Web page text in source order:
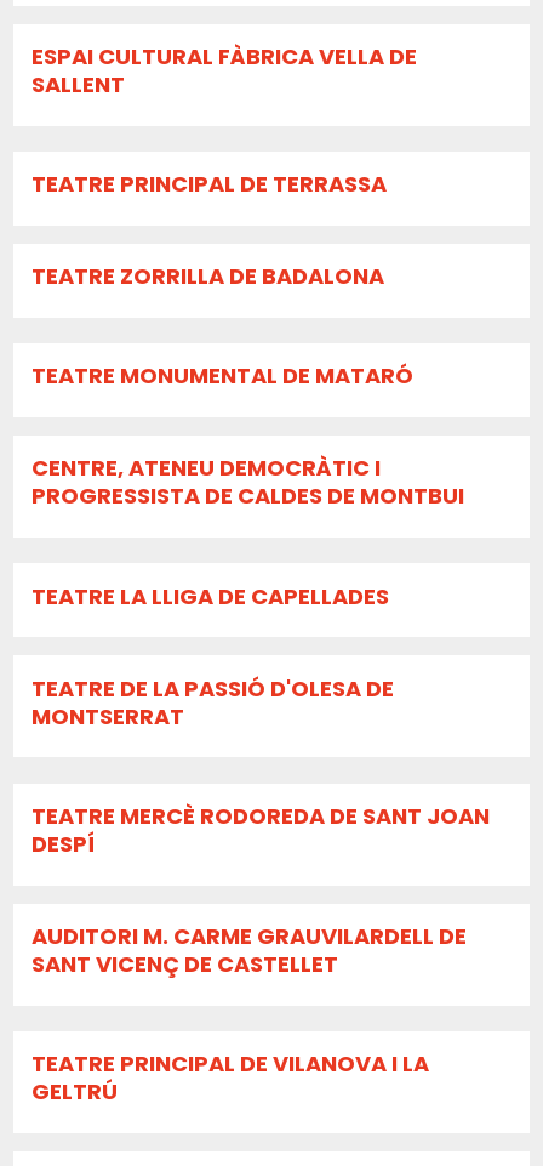
ESPAI CULTURAL FÀBRICA VELLA DE
SALLENT
TEATRE PRINCIPAL DE TERRASSA
TEATRE ZORRILLA DE BADALONA
TEATRE MONUMENTAL DE MATARÓ
CENTRE, ATENEU DEMOCRÀTIC I
PROGRESSISTA DE CALDES DE MONTBUI
TEATRE LA LLIGA DE CAPELLADES
TEATRE DE LA PASSIÓ D'OLESA DE
MONTSERRAT
TEATRE MERCÈ RODOREDA DE SANT JOAN
DESPÍ
AUDITORI M. CARME GRAUVILARDELL DE
SANT VICENÇ DE CASTELLET
TEATRE PRINCIPAL DE VILANOVA I LA
GELTRÚ